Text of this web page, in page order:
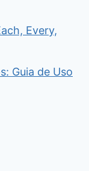
Every,
Guia de Uso